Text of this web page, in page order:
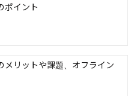
ポイント
メリットや課題、オフライン